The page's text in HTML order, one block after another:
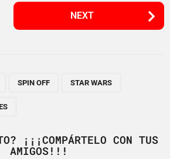
NEXT
SPIN OFF STAR WARS
¡¡¡COMPÁRTELO CON TUS
AMIGOS!!!